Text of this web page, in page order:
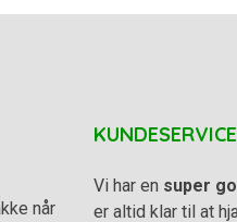
når
Vi har en super
er altid klar til at